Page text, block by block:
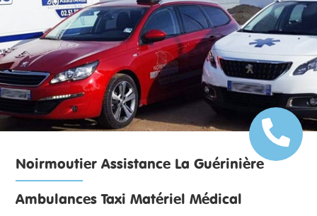
Noirmoutier Assistance La Guérinière
Ambulances Taxi Matériel Médical